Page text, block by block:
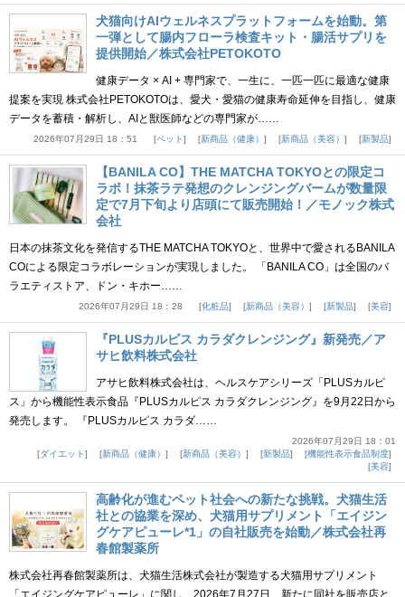
犬猫向けAIウェルネスプラットフォームを始動。第
一弾として腸内フローラ検査キット・腸活サプリを
提供開始／株式会社PETOKOTO
健康データ × AI + 専門家で、一生に、一匹一匹に最適な健康
提案を実現 株式会社PETOKOTOは、愛犬・愛猫の健康寿命延伸を目指し、健康
データを蓄積・解析し、AIと獣医師などの専門家が……
2026年07月29日 18：51 ペット 新商品（健康） 新商品（美容） 新製品
【BANILA CO】THE MATCHA TOKYOとの限定コ
ラボ！抹茶ラテ発想のクレンジングバームが数量限
定で7月下旬より店頭にて販売開始！／モノック株式
会社
日本の抹茶文化を発信するTHE MATCHA TOKYOと、世界中で愛されるBANILA
COによる限定コラボレーションが実現しました。 「BANILA CO」は全国のバ
ラエティストア、ドン・キホー……
2026年07月29日 18：28 化粧品 新商品（美容） 新製品 美容
『PLUSカルピス カラダクレンジング』新発売／ア
サヒ飲料株式会社
アサヒ飲料株式会社は、ヘルスケアシリーズ「PLUSカルピ
ス」から機能性表示食品『PLUSカルピス カラダクレンジング』を9月22日から
発売します。 『PLUSカルピス カラダ……
2026年07月29日 18：01
ダイエット
新商品（健康） 新商品（美容） 新製品
機能性表示食品制度
美容
高齢化が進むペット社会への新たな挑戦。犬猫生活
社との協業を深め、犬猫用サプリメント「エイジン
グケアピューレ*1」の自社販売を始動／株式会社再
春館製薬所
株式会社再春館製薬所は、犬猫生活株式会社が製造する犬猫用サプリメント
「エイジングケアピューレ」に関し、2026年7月27日、新たに同社を販売店と